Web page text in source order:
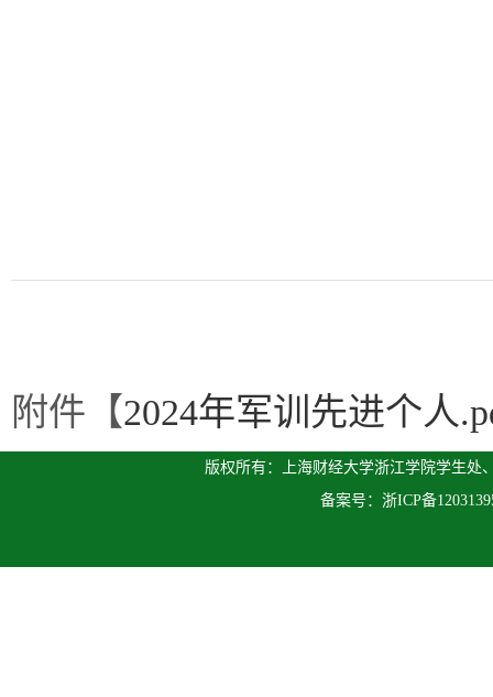
附件【2024年军训先进个人
版权所有：上海财经大学浙江学院学生
备案号： 浙ICP备